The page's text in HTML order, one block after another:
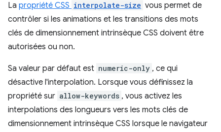
La propriété CSS interpolate-size vous permet de
contrôler si les animations et les transitions des mots
clés de dimensionnement intrinsèque CSS doivent être
autorisées ou non.
Sa valeur par défaut est numeric-only , ce qui
désactive l'interpolation. Lorsque vous définissez la
propriété sur allow-keywords , vous activez les
interpolations des longueurs vers les mots clés de
dimensionnement intrinsèque CSS lorsque le navigateur